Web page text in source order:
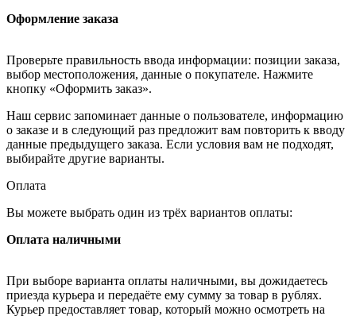
Оформление заказа
Проверьте правильность ввода информации: позиции заказа,
выбор местоположения, данные о покупателе. Нажмите
кнопку «Оформить заказ».
Наш сервис запоминает данные о пользователе, информацию
о заказе и в следующий раз предложит вам повторить к вводу
данные предыдущего заказа. Если условия вам не подходят,
выбирайте другие варианты.
Оплата
Вы можете выбрать один из трёх вариантов оплаты:
Оплата наличными
При выборе варианта оплаты наличными, вы дожидаетесь
приезда курьера и передаёте ему сумму за товар в рублях.
Курьер предоставляет товар, который можно осмотреть на